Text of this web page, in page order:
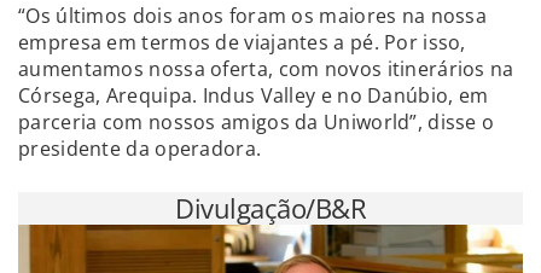
“Os últimos dois anos foram os maiores na nossa
empresa em termos de viajantes a pé. Por isso,
aumentamos nossa oferta, com novos itinerários na
Córsega, Arequipa. Indus Valley e no Danúbio, em
parceria com nossos amigos da Uniworld”, disse o
presidente da operadora.
Divulgação/B&R